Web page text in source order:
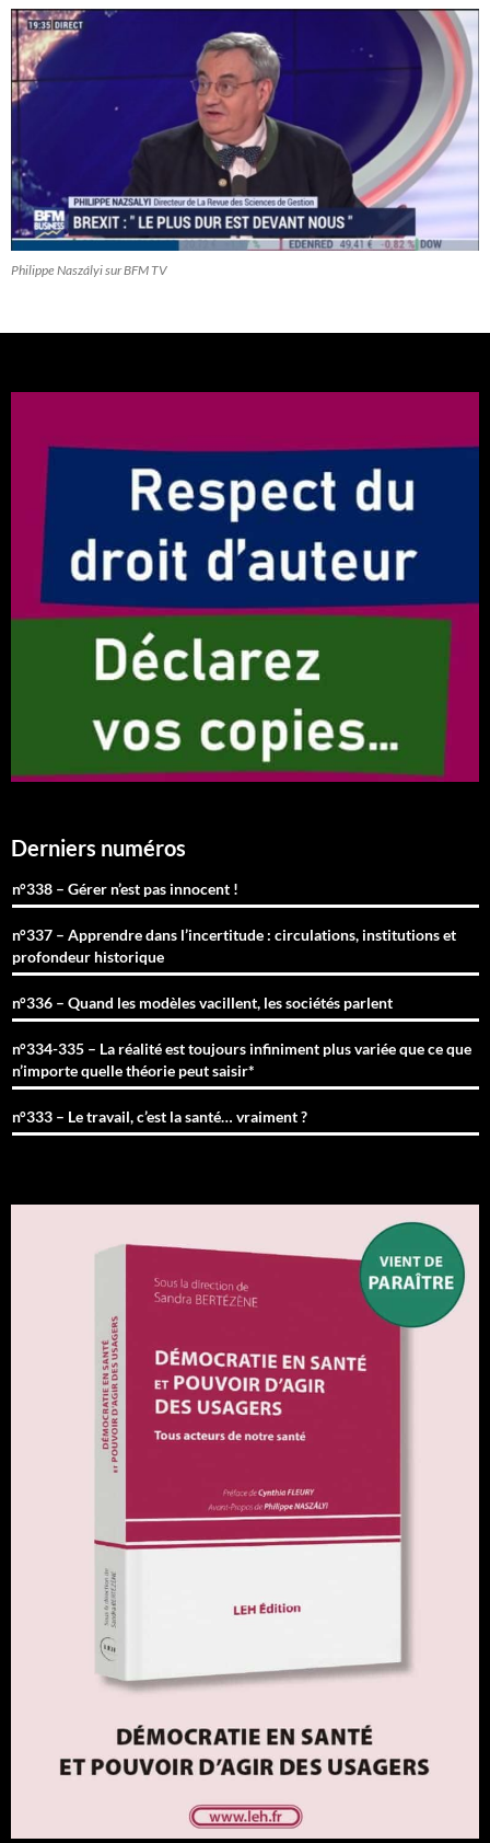
Philippe Naszályi sur BFM TV
Derniers numéros
n°338 – Gérer n’est pas innocent !
n°337 – Apprendre dans l’incertitude : circulations, institutions et
profondeur historique
n°336 – Quand les modèles vacillent, les sociétés parlent
n°334-335 – La réalité est toujours infiniment plus variée que ce que
n’importe quelle théorie peut saisir*
n°333 – Le travail, c’est la santé… vraiment ?